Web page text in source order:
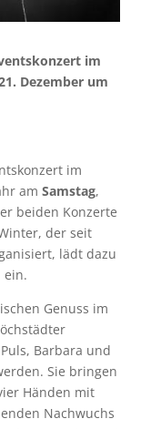
im
Dezember um
im
am Samstag,
beiden Konzerte
der seit
lädt dazu
ein.
Genuss im
Barbara und
Sie bringen
Händen mit
Nachwuchs